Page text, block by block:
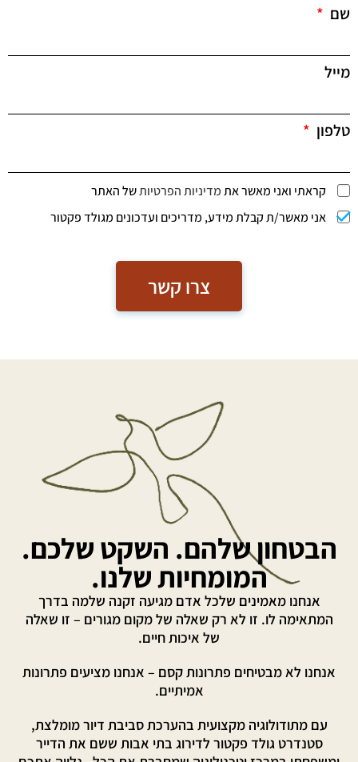
שם
מייל
טלפון
קראתי ואני מאשר אתמדיניות הפרטיותשל האתר
אני מאשר/ת קבלת מידע, מדריכים ועדכונים מגולד פקטור
צרו קשר
הבטחון שלהם. השקט שלכם.
המומחיות שלנו.
אנחנו מאמינים שלכל אדם מגיעה זקנה שלמה בדרך
המתאימה לו. זו לא רק שאלה של מקום מגורים – זו שאלה
של איכות חיים.
אנחנו לא מבטיחים פתרונות קסם – אנחנו מציעים פתרונות
אמיתיים.
עם מתודולוגיה מקצועית בהערכת סביבת דיור מומלצת,
סטנדרט גולד פקטור לדירוג בתי אבות ששם את הדייר